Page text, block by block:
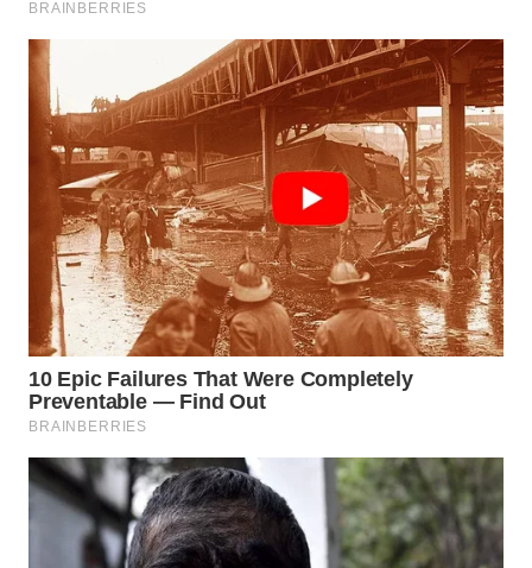
WN
TAPANULI
WN
TANJUNG
LESUNG
WN
KARO
WN
SIMALUNGUN
WN
WN
TAPANULI
TENGAH